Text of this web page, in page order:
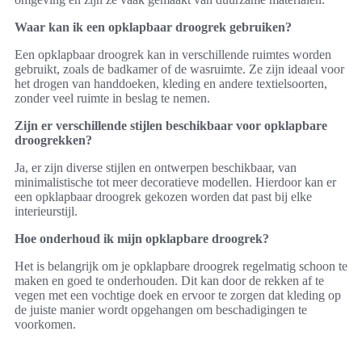
Waar kan ik een opklapbaar droogrek gebruiken?
Een opklapbaar droogrek kan in verschillende ruimtes worden
gebruikt, zoals de badkamer of de wasruimte. Ze zijn ideaal voor
het drogen van handdoeken, kleding en andere textielsoorten,
zonder veel ruimte in beslag te nemen.
Zijn er verschillende stijlen beschikbaar voor opklapbare
droogrekken?
Ja, er zijn diverse stijlen en ontwerpen beschikbaar, van
minimalistische tot meer decoratieve modellen. Hierdoor kan er
een opklapbaar droogrek gekozen worden dat past bij elke
interieurstijl.
Hoe onderhoud ik mijn opklapbare droogrek?
Het is belangrijk om je opklapbare droogrek regelmatig schoon te
maken en goed te onderhouden. Dit kan door de rekken af te
vegen met een vochtige doek en ervoor te zorgen dat kleding op
de juiste manier wordt opgehangen om beschadigingen te
voorkomen.